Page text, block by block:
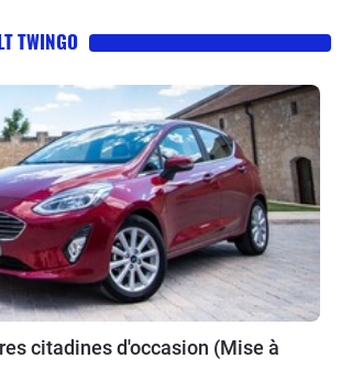
TWINGO
citadines d'occasion (Mise à